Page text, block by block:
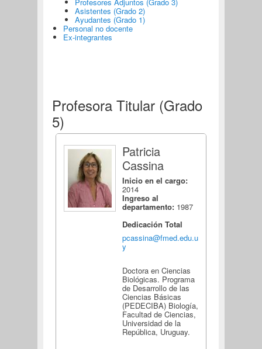
Asistentes (Grado 2)
Ayudantes (Grado 1)
Personal no docente
Ex-integrantes
Profesora Titular (Grado
5)
Patricia
Cassina
Inicio en el cargo:
2014
Ingreso al
departamento: 1987
Dedicación Total
pcassina@fmed.edu.u
y
Doctora en Ciencias
Biológicas. Programa
de Desarrollo de las
Ciencias Básicas
(PEDECIBA) Biología,
Facultad de Ciencias,
Universidad de la
República, Uruguay.